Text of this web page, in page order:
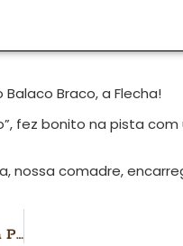
Braco, a Flecha!
fez bonito na pista com
nossa comadre,
K9 Sol, filha da Isis, é notícia no trabalho da PRF-RJ